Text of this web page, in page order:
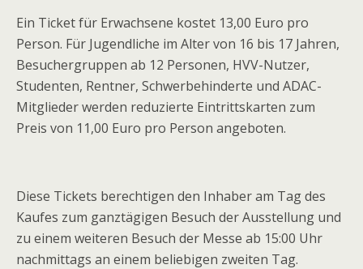
Ein Ticket für Erwachsene kostet 13,00 Euro pro
Person. Für Jugendliche im Alter von 16 bis 17 Jahren,
Besuchergruppen ab 12 Personen, HVV-Nutzer,
Studenten, Rentner, Schwerbehinderte und ADAC-
Mitglieder werden reduzierte Eintrittskarten zum
Preis von 11,00 Euro pro Person angeboten.
Diese Tickets berechtigen den Inhaber am Tag des
Kaufes zum ganztägigen Besuch der Ausstellung und
zu einem weiteren Besuch der Messe ab 15:00 Uhr
nachmittags an einem beliebigen zweiten Tag.